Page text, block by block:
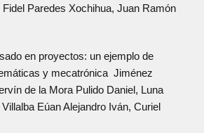
Paredes Xochihua, Juan Ramón
en proyectos: un ejemplo de
y mecatrónica Jiménez
de la Mora Pulido Daniel, Luna
Eúan Alejandro Iván, Curiel